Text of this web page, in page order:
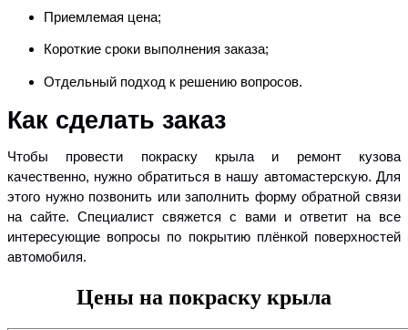
Приемлемая цена;
Короткие сроки выполнения заказа;
Отдельный подход к решению вопросов.
Как сделать заказ
Чтобы провести покраску крыла и ремонт кузова
качественно, нужно обратиться в нашу автомастерскую. Для
этого нужно позвонить или заполнить форму обратной связи
на сайте. Специалист свяжется с вами и ответит на все
интересующие вопросы по покрытию плёнкой поверхностей
автомобиля.
Цены на покраску крыла